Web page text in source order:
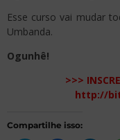
Esse curso vai mudar
Umbanda.
Ogunhê!
>>>
http://
Compartilhe isso: